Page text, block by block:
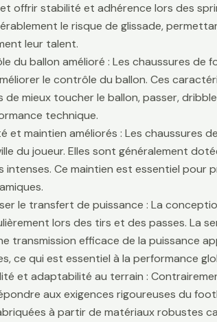
offrir stabilité et adhérence lors des
le risque de glissade,
leur talent.
du ballon amélioré : Les chaussures
le contrôle du ballon. Ces
de mieux toucher le ballon, passer,
technique.
et maintien améliorés : Les chaussures
du joueur. Elles sont généralement
intenses. Ce maintien est essentiel pour
le transfert de puissance : La
lors des tirs et des passes. La
transmission efficace de la puissance
ce qui est essentiel à la performance
et adaptabilité au terrain :
aux exigences rigoureuses du
à partir de matériaux robustes